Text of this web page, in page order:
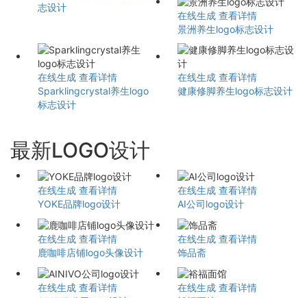
志设计
在线生成 查看详情
景洲养生logo标志设计
在线生成 查看详情
Sparklingcrystal养生logo
标志设计
在线生成 查看详情
健康修脚养生logo标志设计
最新LOGO设计
在线生成 查看详情
YOKE品牌logo设计
在线生成 查看详情
AI公司logo设计
在线生成 查看详情
鹿咖啡店铺logo头像设计
在线生成 查看详情
饰品斋
在线生成 查看详情
在线生成 查看详情